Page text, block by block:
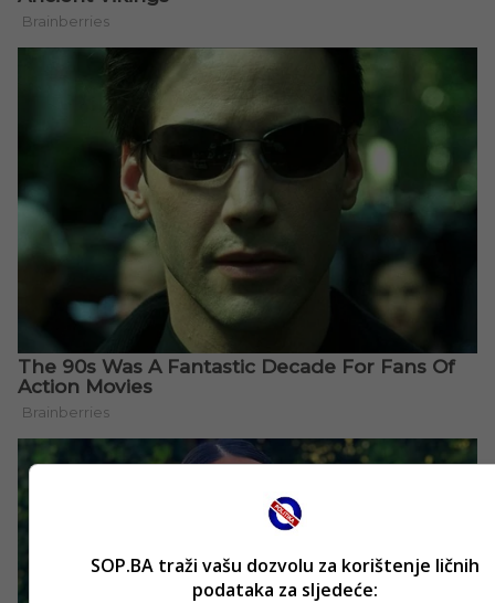
SOP.BA traži vašu dozvolu za korištenje ličnih
podataka za sljedeće: